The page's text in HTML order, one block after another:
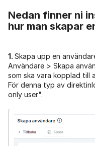
Nedan finner ni
hur man skapar
1. Skapa upp en
Användare > Skapa
som ska vara kopplad till
För denna typ av
only user".